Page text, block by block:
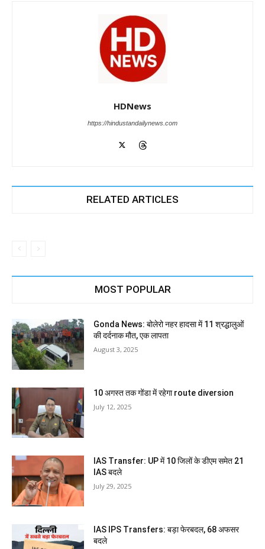
HDNews
https://hindustandailynews.com
RELATED ARTICLES
MOST POPULAR
Gonda News: बोलेरो नहर हादसा में 11 श्रद्धालुओं
की दर्दनाक मौत, एक लापता
August 3, 2025
10 अगस्त तक गोंडा में रहेगा route diversion
July 12, 2025
IAS Transfer: UP में 10 जिलों के डीएम समेत 21
IAS बदले
July 29, 2025
IAS IPS Transfers: बड़ा फेरबदल, 68 अफसर
बदले